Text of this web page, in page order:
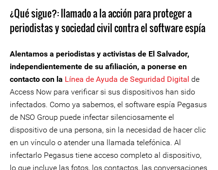
¿Qué sigue?: llamado a la acción para proteger a
periodistas y sociedad civil contra el software espía
Alentamos a periodistas y activistas de El Salvador,
independientemente de su afiliación, a ponerse en
contacto con la Línea de Ayuda de Seguridad Digital de
Access Now para verificar si sus dispositivos han sido
infectados. Como ya sabemos, el software espía Pegasus
de NSO Group puede infectar silenciosamente el
dispositivo de una persona, sin la necesidad de hacer clic
en un vínculo o atender una llamada telefónica. Al
infectarlo Pegasus tiene acceso completo al dispositivo,
lo que incluye las fotos, los contactos, las conversaciones